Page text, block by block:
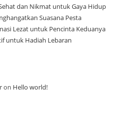
dan Nikmat untuk Gaya Hidup
Suasana Pesta
Lezat untuk Pencinta Keduanya
untuk Hadiah Lebaran
on Hello world!